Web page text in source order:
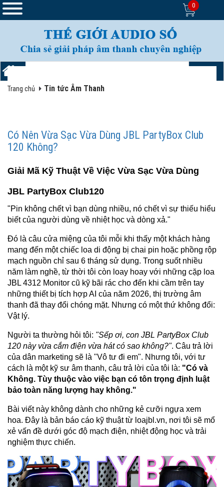
0
Trang chủ Tin tức Âm Thanh
Có Nên Vừa Sạc Vừa Dùng JBL PartyBox Club
120 Không?
Giải Mã Kỹ Thuật Về Việc Vừa Sạc Vừa Dùng
JBL PartyBox Club120
"Pin không chết vì bạn dùng nhiều, nó chết vì sự thiếu hiểu
biết của người dùng về nhiệt học và dòng xả."
Đó là câu cửa miệng của tôi mỗi khi thấy một khách hàng
mang đến một chiếc loa di động bị chai pin hoặc phồng rộp
mạch nguồn chỉ sau 6 tháng sử dụng. Trong suốt nhiều
năm làm nghề, từ thời tôi còn loay hoay với những cặp loa
JBL 4312 Monitor cũ kỹ bãi rác cho đến khi cầm trên tay
những thiết bị tích hợp AI của năm 2026, thị trường âm
thanh đã thay đổi chóng mặt. Nhưng có một thứ không đổi:
Vật lý.
Người ta thường hỏi tôi: "Sếp ơi, con JBL PartyBox Club
120 này vừa cắm điện vừa hát có sao không?". Câu trả lời
của dân marketing sẽ là "Vô tư đi em". Nhưng tôi, với tư
cách là một kỹ sư âm thanh, câu trả lời của tôi là: "Có và
Không. Tùy thuộc vào việc bạn có tôn trọng định luật
bảo toàn năng lượng hay không."
Bài viết này không dành cho những kẻ cưỡi ngựa xem
hoa. Đây là bản báo cáo kỹ thuật từ loajbl.vn, nơi tôi sẽ mổ
xẻ vấn đề dưới góc độ mạch điện, nhiệt động học và trải
nghiệm thực chiến.